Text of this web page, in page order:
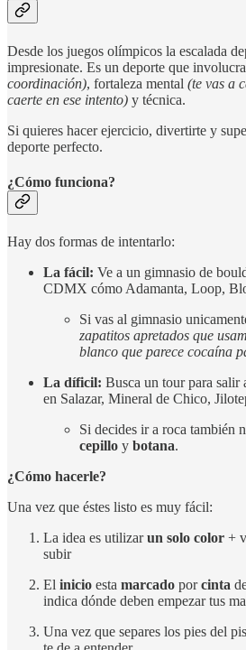
Desde los juegos olímpicos la escalada
impresionate. Es un deporte que
coordinación), fortaleza mental (te vas a
caerte en ese intento) y técnica.
Si quieres hacer ejercicio, divertirte y
deporte perfecto.
¿Cómo funciona?
Hay dos formas de intentarlo:
La fácil: Ve a un gimnasio de
CDMX cómo Adamanta, Loop,
Si vas al gimnasio
zapatitos apretados que
blanco que parece cocaína
La díficil: Busca un tour para salir
en Salazar, Mineral de Chico,
Si decides ir a roca también
cepillo y botana.
¿Cómo hacerle?
Una vez que éstes listo es muy fácil:
La idea es utilizarun solo color +
subir
El inicio esta marcado porcinta
indica dónde deben empezar tus
Una vez que separes los pies del